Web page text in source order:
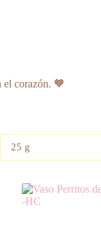
el corazón. 🧡
25 g